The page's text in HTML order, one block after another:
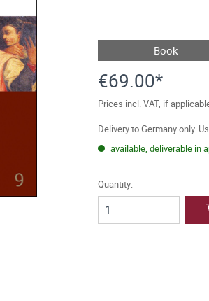
Book
€69.00*
Prices incl. VAT, if
Delivery to Germany only.
available, deliverable in
Quantity: